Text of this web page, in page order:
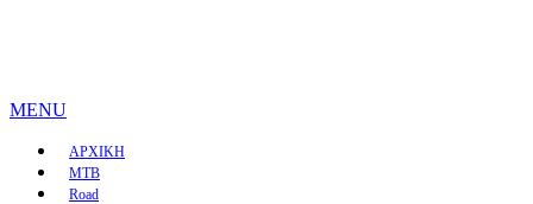
MENU
ΑΡΧΙΚΗ
MTB
Road